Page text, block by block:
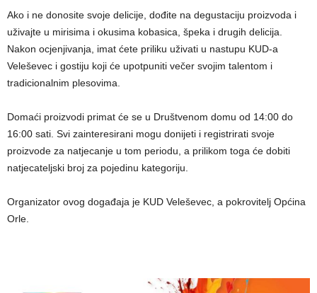
Ako i ne donosite svoje delicije, dođite na degustaciju proizvoda i
uživajte u mirisima i okusima kobasica, špeka i drugih delicija.
Nakon ocjenjivanja, imat ćete priliku uživati u nastupu KUD-a
Veleševec i gostiju koji će upotpuniti večer svojim talentom i
tradicionalnim plesovima.
Domaći proizvodi primat će se u Društvenom domu od 14:00 do
16:00 sati. Svi zainteresirani mogu donijeti i registrirati svoje
proizvode za natjecanje u tom periodu, a prilikom toga će dobiti
natjecateljski broj za pojedinu kategoriju.
Organizator ovog događaja je KUD Veleševec, a pokrovitelj Općina
Orle.